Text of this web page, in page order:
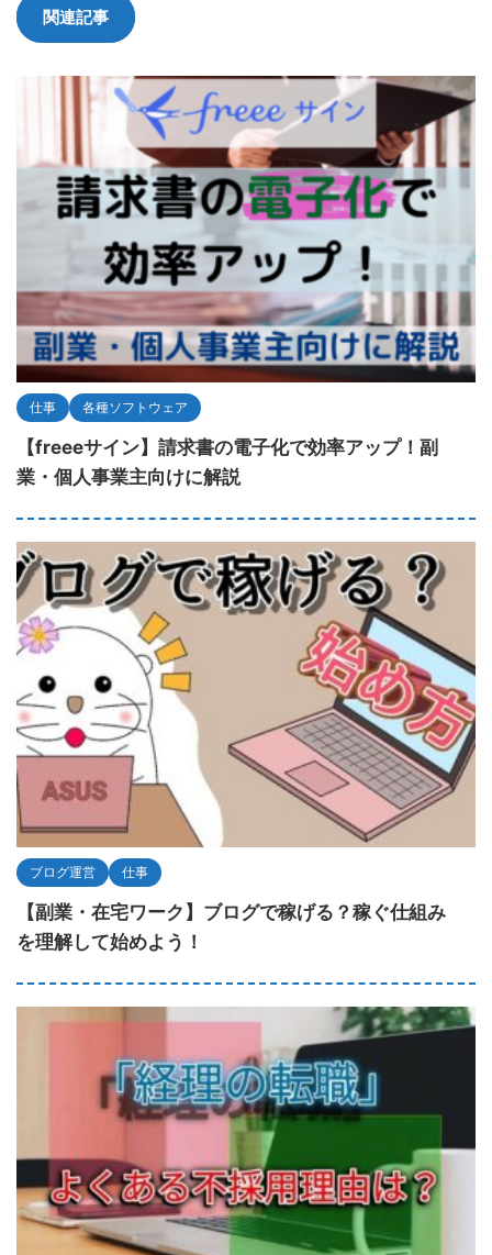
関連記事
仕事 各種ソフトウェア
【freeeサイン】請求書の電子化で効率アップ！副
業・個人事業主向けに解説
ブログ運営 仕事
【副業・在宅ワーク】ブログで稼げる？稼ぐ仕組み
を理解して始めよう！